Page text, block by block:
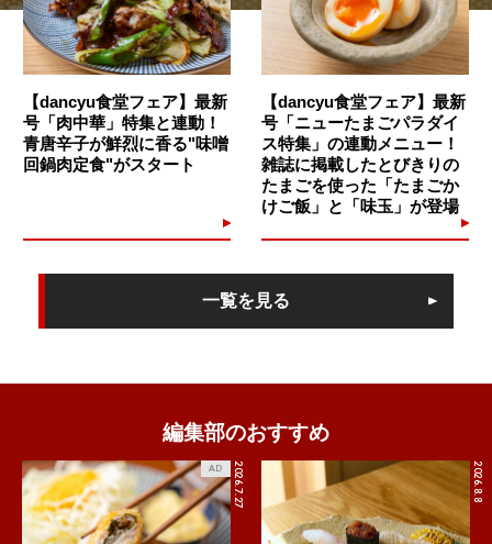
【dancyu食堂フェア】最新
号「肉中華」特集と連動！
青唐辛子が鮮烈に香る"味噌
回鍋肉定食"がスタート
【dancyu食堂フェア】最新
号「ニューたまごパラダイ
ス特集」の連動メニュー！
雑誌に掲載したとびきりの
たまごを使った「たまごか
けご飯」と「味玉」が登場
一覧を見る
編集部のおすすめ
2026.7.27
AD 2026.8.8